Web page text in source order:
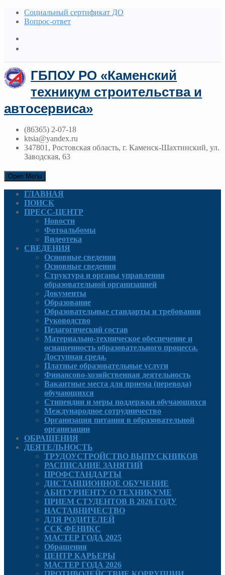
Социальный сертификат ДО
Вопрос-ответ
ГБПОУ РО «Каменский
техникум строительства и
автосервиса»
(86365) 2-07-18
ktsia@yandex.ru
347801, Ростовская область, г. Каменск-Шахтинский, ул.
Заводская, 63
Open Menu
ГЛАВНАЯ
ПОИСК
ПРЕСС-ЦЕНТР
Новости
Фотоальбомы
Видеотека
СВЕДЕНИЯ
Основные сведения
Основные сведения
Структура и органы управления
образовательной организацией
Документы
Образование
Образовательные стандарты и требования
Руководcтво
Педагогический состав
Материально-техническое обеспечение и
оснащенность образовательного процесса.
Доступная среда.
Платные образовательные услуги
Финансово-хозяйственная деятельность
Вакантные места для приема (перевода)
обучающихся
Стипендии и меры поддержки обучающихся
Международное сотрудничество
Организация питания в образовательной
организации
ОБРАЩЕНИЯ
ДЕЯТЕЛЬНОСТЬ
ТРУДОУСТРОЙСТВО ВЫПУСКНИКОВ
РАСПИСАНИЕ ЗАНЯТИЙ
ПРОФСТАНДАРТЫ
ДИСТАНЦИОННОЕ ОБУЧЕНИЕ
АБИТУРИЕНТУ О ТЕХНИКУМЕ
ПРИЕМ СТУДЕНТОВ В 2026 ГОДУ
НАСТАВНИЧЕСТВО
ДЛЯ РОДИТЕЛЕЙ
ССК ФЕНИКС
МАСТЕР ГОДА 2025
Обращения
ЦЕНТР КАРЬЕРЫ
МАСТЕР ГОДА 2026